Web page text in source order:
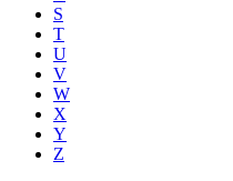
S
T
U
V
W
X
Y
Z